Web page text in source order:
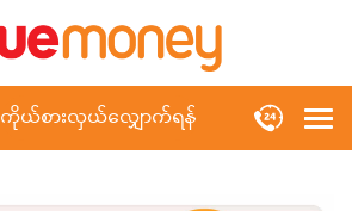
ကိုယ်စားလှယ်လျှောက်ရန်